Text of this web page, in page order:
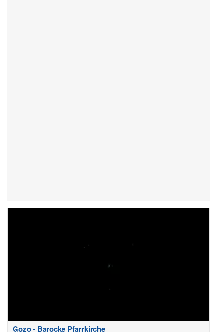
Gozo - Barocke Pfarrkirche